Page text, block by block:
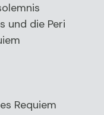
und die Peri
Requiem